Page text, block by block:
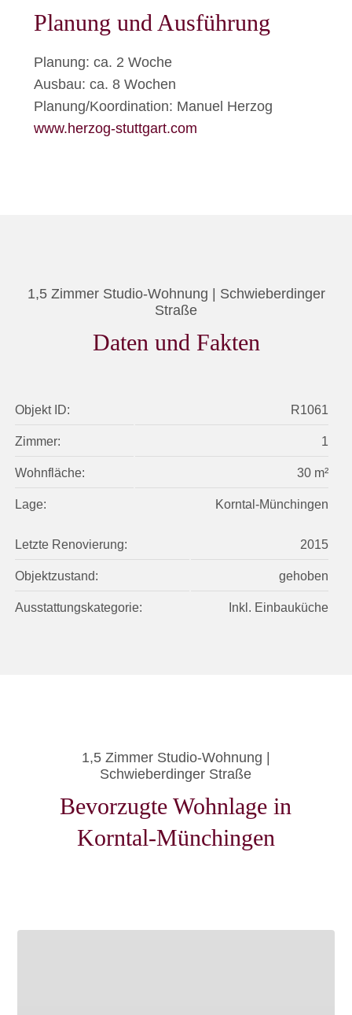
Planung und Ausführung
Planung: ca. 2 Woche
Ausbau: ca. 8 Wochen
Planung/Koordination: Manuel Herzog
www.herzog-stuttgart.com
1,5 Zimmer Studio-Wohnung | Schwieberdinger
Straße
Daten und Fakten
Objekt ID: R1061
Zimmer: 1
Wohnfläche: 30 m²
Lage: Korntal-Münchingen
Letzte Renovierung: 2015
Objektzustand: gehoben
Ausstattungskategorie: Inkl. Einbauküche
1,5 Zimmer Studio-Wohnung |
Schwieberdinger Straße
Bevorzugte Wohnlage in
Korntal-Münchingen